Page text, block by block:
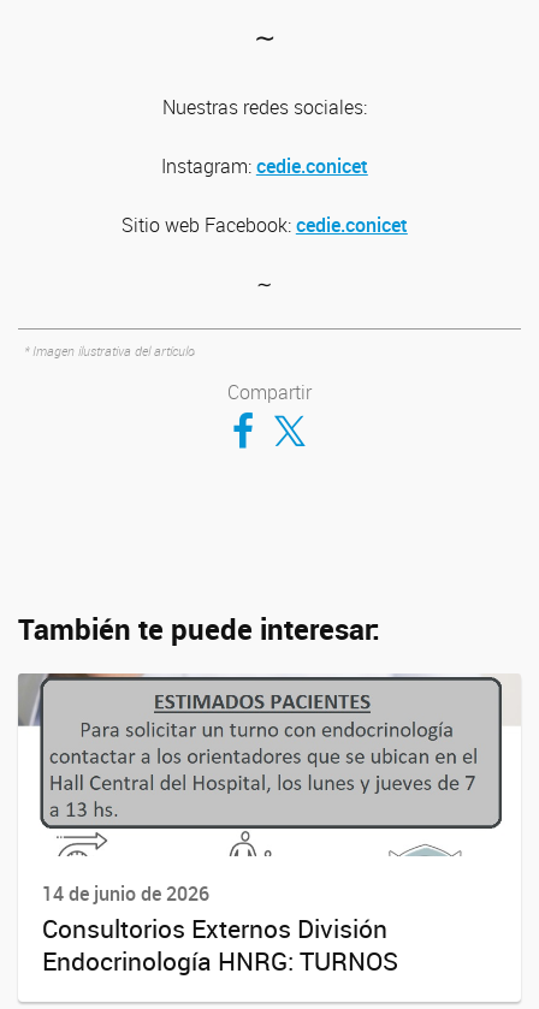
∼
Nuestras redes sociales:
Instagram:cedie.conicet
Sitio web Facebook:cedie.conicet
∼
* Imagen ilustrativa del artículo
Compartir
Compartir en Facebook
Compartir en Twitter
También te puede interesar:
14 de junio de 2026
Consultorios Externos División
Endocrinología HNRG: TURNOS